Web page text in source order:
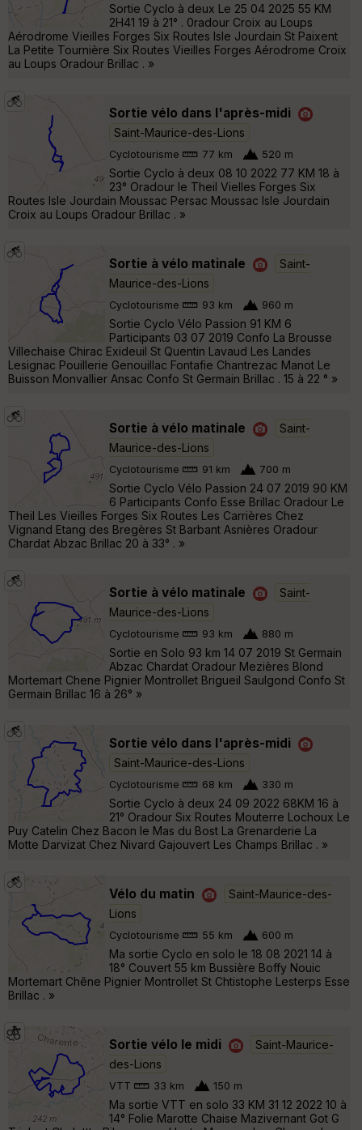
Sortie Cyclo à deux Le 25 04 2025 55 KM
2H41 19 à 21° . 0radour Croix au Loups
Aérodrome Vieilles Forges Six Routes Isle Jourdain St Paixent
La Petite Tournière Six Routes Vieilles Forges Aérodrome Croix
au Loups Oradour Brillac . »
Sortie vélo dans l'après-midi
Saint-Maurice-des-Lions
Cyclotourisme 77 km 520 m
Sortie Cyclo à deux 08 10 2022 77 KM 18 à
23° Oradour le Theil Vielles Forges Six
Routes Isle Jourdain Moussac Persac Moussac Isle Jourdain
Croix au Loups Oradour Brillac . »
Sortie à vélo matinale
Saint-
Maurice-des-Lions
Cyclotourisme 93 km 960 m
Sortie Cyclo Vélo Passion 91 KM 6
Participants 03 07 2019 Confo La Brousse
Villechaise Chirac Exideuil St Quentin Lavaud Les Landes
Lesignac Pouillerie Genouillac Fontafie Chantrezac Manot Le
Buisson Monvallier Ansac Confo St Germain Brillac . 15 à 22 ° »
Sortie à vélo matinale
Saint-
Maurice-des-Lions
Cyclotourisme 91 km 700 m
Sortie Cyclo Vélo Passion 24 07 2019 90 KM
6 Participants Confo Esse Brillac Oradour Le
Theil Les Vieilles Forges Six Routes Les Carrières Chez
Vignand Etang des Bregères St Barbant Asnières Oradour
Chardat Abzac Brillac 20 à 33° . »
Sortie à vélo matinale
Saint-
Maurice-des-Lions
Cyclotourisme 93 km 880 m
Sortie en Solo 93 km 14 07 2019 St Germain
Abzac Chardat Oradour Mezières Blond
Mortemart Chene Pignier Montrollet Brigueil Saulgond Confo St
Germain Brillac 16 à 26° »
Sortie vélo dans l'après-midi
Saint-Maurice-des-Lions
Cyclotourisme 68 km 330 m
Sortie Cyclo à deux 24 09 2022 68KM 16 à
21° Oradour Six Routes Mouterre Lochoux Le
Puy Catelin Chez Bacon le Mas du Bost La Grenarderie La
Motte Darvizat Chez Nivard Gajouvert Les Champs Brillac . »
Vélo du matin
Saint-Maurice-des-
Lions
Cyclotourisme 55 km 600 m
Ma sortie Cyclo en solo le 18 08 2021 14 à
18° Couvert 55 km Bussière Boffy Nouic
Mortemart Chêne Pignier Montrollet St Chtistophe Lesterps Esse
Brillac . »
Sortie vélo le midi
Saint-Maurice-
des-Lions
VTT 33 km 150 m
Ma sortie VTT en solo 33 KM 31 12 2022 10 à
14° Folie Marotte Chaise Mazivernant Got G